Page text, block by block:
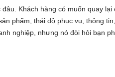
Khách hàng có muốn quay lại
phẩm, thái độ phục vụ, thông
nghiệp, nhưng nó đòi hỏi bạn